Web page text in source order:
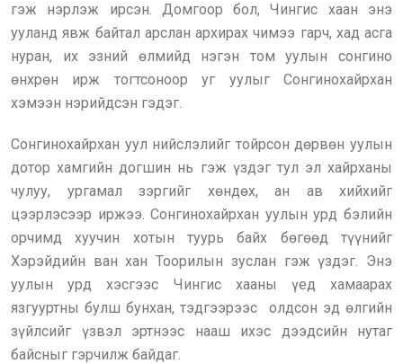
гэж нэрлэж ирсэн. Домгоор бол, Чингис хаан энэ
ууланд явж байтал арслан архирах чимээ гарч, хад асга
нуран, их эзний өлмийд нэгэн том уулын сонгино
өнхрөн ирж тогтсоноор уг уулыг Сонгинохайрхан
хэмээн нэрийдсэн гэдэг.
Сонгинохайрхан уул нийслэлийг тойрсон дөрвөн уулын
дотор хамгийн догшин нь гэж үздэг тул эл хайрханы
чулуу, ургамал зэргийг хөндөх, ан ав хийхийг
цээрлэсээр иржээ. Сонгинохайрхан уулын урд бэлийн
орчимд хуучин хотын туурь байх бөгөөд түүнийг
Хэрэйдийн ван хан Тоорилын зуслан гэж үздэг. Энэ
уулын урд хэсгээс Чингис хааны үед хамаарах
язгууртны булш бунхан, тэдгээрээс олдсон эд өлгийн
зүйлсийг үзвэл эртнээс нааш ихэс дээдсийн нутаг
байсныг гэрчилж байдаг.